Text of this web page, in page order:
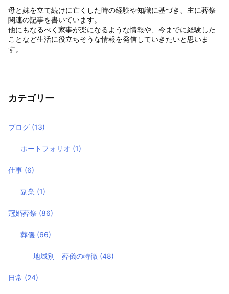
母と妹を立て続けに亡くした時の経験や知識に基づき、主に葬祭
関連の記事を書いています。
他にもなるべく家事が楽になるような情報や、今までに経験した
ことなど生活に役立ちそうな情報を発信していきたいと思いま
す。
カテゴリー
ブログ (13)
ポートフォリオ (1)
仕事 (6)
副業 (1)
冠婚葬祭 (86)
葬儀 (66)
地域別 葬儀の特徴 (48)
日常 (24)